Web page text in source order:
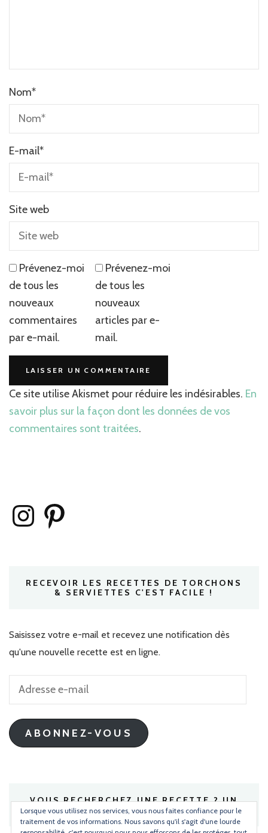
Nom*
E-mail*
Site web
Prévenez-moi
de tous les
nouveaux
commentaires
par e-mail.
Prévenez-moi
de tous les
nouveaux
articles par e-
mail.
Ce site utilise Akismet pour réduire les indésirables. En
savoir plus sur la façon dont les données de vos
commentaires sont traitées.
InstagramPinterest
RECEVOIR LES RECETTES DE TORCHONS
& SERVIETTES C'EST FACILE !
Saisissez votre e-mail et recevez une notification dès
qu'une nouvelle recette est en ligne.
Adresse
mail
ABONNEZ-VOUS
VOUS RECHERCHEZ UNE RECETTE ? UN
INGRÉDIENT ?
Lorsque vous utilisez nos services, vous nous faites confiance pour le
traitement de vos informations. Nous savons qu'il s'agit d'une lourde